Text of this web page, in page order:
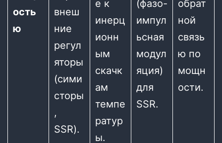
ость
ю
внеш
ние
регул
яторы
(сими
сторы
,
SSR).
е к
инерц
ионн
ым
скачк
ам
темпе
ратур
ы.
(фазо-
импул
ьсная
модул
яция)
для
SSR.
обрат
ной
связь
ю по
мощн
ости.